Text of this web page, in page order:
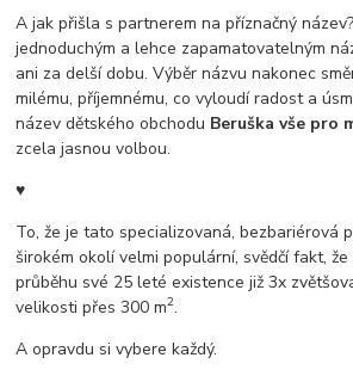
A jak přišla s partnerem na příznačný
jednoduchým a lehce zapamatovatelným
ani za delší dobu. Výběr názvu nakonec
milému, příjemnému, co vyloudí radost a
název dětského obchodu Beruška vše pro
zcela jasnou volbou.
♥
To, že je tato specializovaná, bezbariérová
širokém okolí velmi populární, svědčí fakt,
průběhu své 25 leté existence již 3x
velikosti přes 300 m2.
A opravdu si vybere každý.